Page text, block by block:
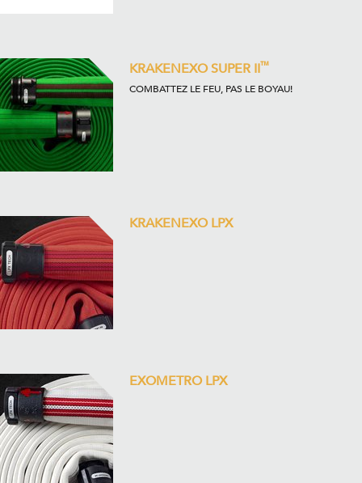
KRAKENEXO SUPER II™
COMBATTEZ LE FEU, PAS LE BOYAU!
KRAKENEXO LPX
EXOMETRO LPX